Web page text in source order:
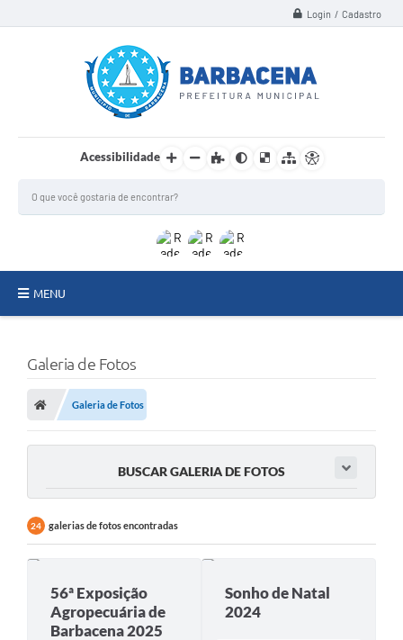
Login / Cadastro
Acessibilidade
MENU
Secretarias
Meio Ambiente
Serviços
Divulgação de Vagas SEDUC
Galeria de Fotos
Galeria de Fotos
BUSCAR GALERIA DE FOTOS
24 galerias de fotos encontradas
56ª Exposição
Agropecuária de
Barbacena 2025
Sonho de Natal
2024